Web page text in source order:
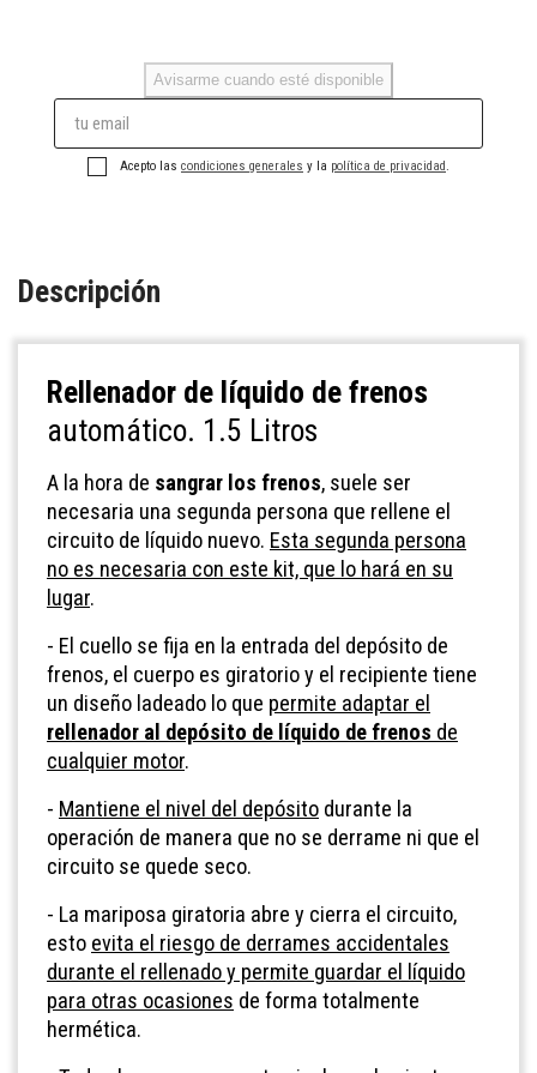
Avisarme cuando esté disponible
Acepto las condiciones generales y la política de privacidad .
Descripción
Rellenador de líquido de frenos
automático. 1.5 Litros
A la hora de sangrar los frenos, suele ser
necesaria una segunda persona que rellene el
circuito de líquido nuevo. Esta segunda persona
no es necesaria con este kit, que lo hará en su
lugar.
- El cuello se fija en la entrada del depósito de
frenos, el cuerpo es giratorio y el recipiente tiene
un diseño ladeado lo que permite adaptar el
rellenador al depósito de líquido de frenos de
cualquier motor.
- Mantiene el nivel del depósito durante la
operación de manera que no se derrame ni que el
circuito se quede seco.
- La mariposa giratoria abre y cierra el circuito,
esto evita el riesgo de derrames accidentales
durante el rellenado y permite guardar el líquido
para otras ocasiones de forma totalmente
hermética.